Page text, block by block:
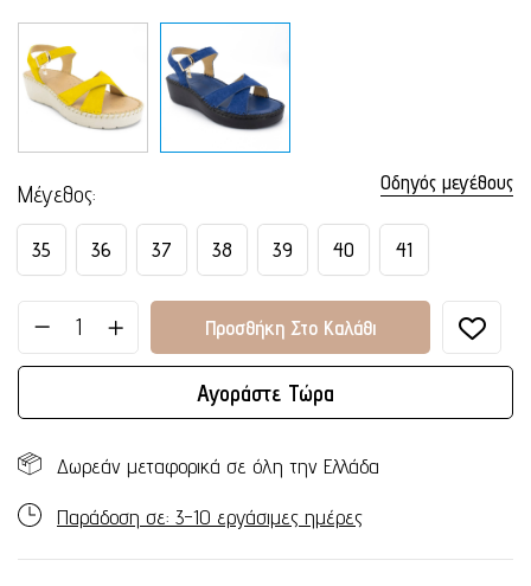
Οδηγός μεγέθους
Μέγεθος
35 36 37 38 39 40 41
Προσθήκη Στο Καλάθι
Αγοράστε Τώρα
Δωρεάν μεταφορικά σε όλη την Ελλάδα
Παράδοση σε: 3-10 εργάσιμες ημέρες